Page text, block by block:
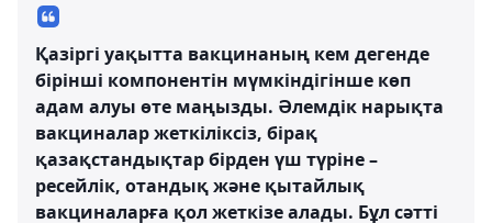
Қазіргі уақытта вакцинаның кем дегенде
бірінші компонентін мүмкіндігінше көп
адам алуы өте маңызды. Әлемдік нарықта
вакциналар жеткіліксіз, бірақ
қазақстандықтар бірден үш түріне –
ресейлік, отандық және қытайлық
вакциналарға қол жеткізе алады. Бұл сәтті